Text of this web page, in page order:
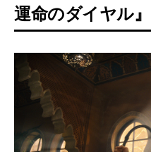
運命のダイヤル』